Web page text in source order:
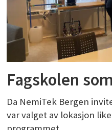
Fagskolen
Da NemiTek Bergen
var valget av lokasjon